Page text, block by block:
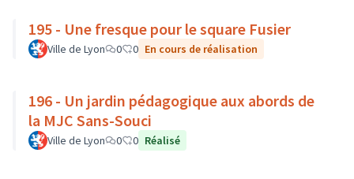
195 - Une fresque pour le square Fusier
Ville de Lyon 0 0 En cours de réalisation
196 - Un jardin pédagogique aux abords de
la MJC Sans-Souci
Ville de Lyon 0 0 Réalisé